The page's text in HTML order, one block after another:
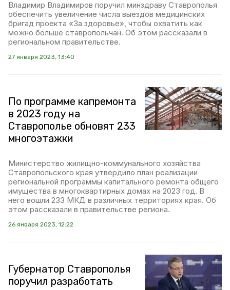
Владимир Владимиров поручил минздраву Ставрополья
обеспечить увеличение числа выездов медицинских
бригад проекта «За здоровье», чтобы охватить как
можно больше ставропольчан. Об этом рассказали в
региональном правительстве.
27 января 2023, 13:40
По программе капремонта
в 2023 году на
Ставрополье обновят 233
многоэтажки
Министерство жилищно-коммунального хозяйства
Ставропольского края утвердило план реализации
региональной программы капитального ремонта общего
имущества в многоквартирных домах на 2023 год. В
него вошли 233 МКД в различных территориях края. Об
этом рассказали в правительстве региона.
26 января 2023, 12:22
Губернатор Ставрополья
поручил разработать